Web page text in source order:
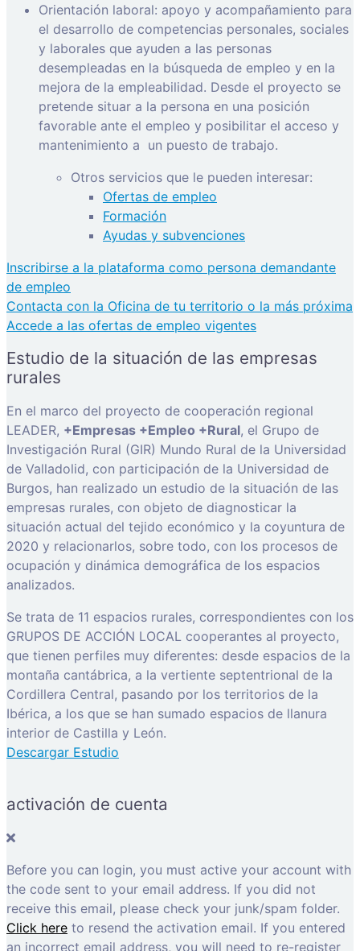
Orientación laboral: apoyo y acompañamiento para
el desarrollo de competencias personales, sociales
y laborales que ayuden a las personas
desempleadas en la búsqueda de empleo y en la
mejora de la empleabilidad. Desde el proyecto se
pretende situar a la persona en una posición
favorable ante el empleo y posibilitar el acceso y
mantenimiento a un puesto de trabajo.
Otros servicios que le pueden interesar:
Ofertas de empleo
Formación
Ayudas y subvenciones
Inscribirse a la plataforma como persona demandante
de empleo
Contacta con la Oficina de tu territorio o la más próxima
Accede a las ofertas de empleo vigentes
Estudio de la situación de las empresas
rurales
En el marco del proyecto de cooperación regional
LEADER, +Empresas +Empleo +Rural, el Grupo de
Investigación Rural (GIR) Mundo Rural de la Universidad
de Valladolid, con participación de la Universidad de
Burgos, han realizado un estudio de la situación de las
empresas rurales, con objeto de diagnosticar la
situación actual del tejido económico y la coyuntura de
2020 y relacionarlos, sobre todo, con los procesos de
ocupación y dinámica demográfica de los espacios
analizados.
Se trata de 11 espacios rurales, correspondientes con los
GRUPOS DE ACCIÓN LOCAL cooperantes al proyecto,
que tienen perfiles muy diferentes: desde espacios de la
montaña cantábrica, a la vertiente septentrional de la
Cordillera Central, pasando por los territorios de la
Ibérica, a los que se han sumado espacios de llanura
interior de Castilla y León.
Descargar Estudio
activación de cuenta
Before you can login, you must active your account with
the code sent to your email address. If you did not
receive this email, please check your junk/spam folder.
Click here to resend the activation email. If you entered
an incorrect email address, you will need to re-register